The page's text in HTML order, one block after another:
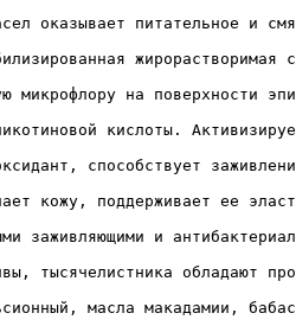
оказывает питательное и
микрофлору на поверхности
кислоты.
способствует
кожу, поддерживает ее
заживляющими и
тысячелистника обладают
масла макадамии,